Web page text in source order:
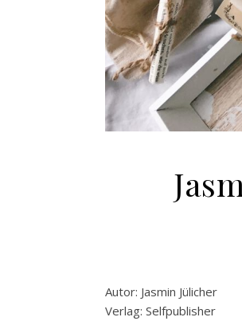
Autor: Jasmin Jülicher
Verlag: Selfpublisher